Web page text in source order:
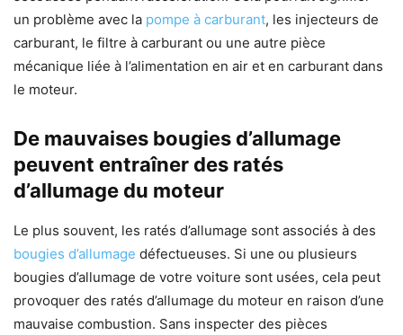
un problème avec la pompe à carburant, les injecteurs de
carburant, le filtre à carburant ou une autre pièce
mécanique liée à l’alimentation en air et en carburant dans
le moteur.
De mauvaises bougies d’allumage
peuvent entraîner des ratés
d’allumage du moteur
Le plus souvent, les ratés d’allumage sont associés à des
bougies d’allumage défectueuses. Si une ou plusieurs
bougies d’allumage de votre voiture sont usées, cela peut
provoquer des ratés d’allumage du moteur en raison d’une
mauvaise combustion. Sans inspecter des pièces